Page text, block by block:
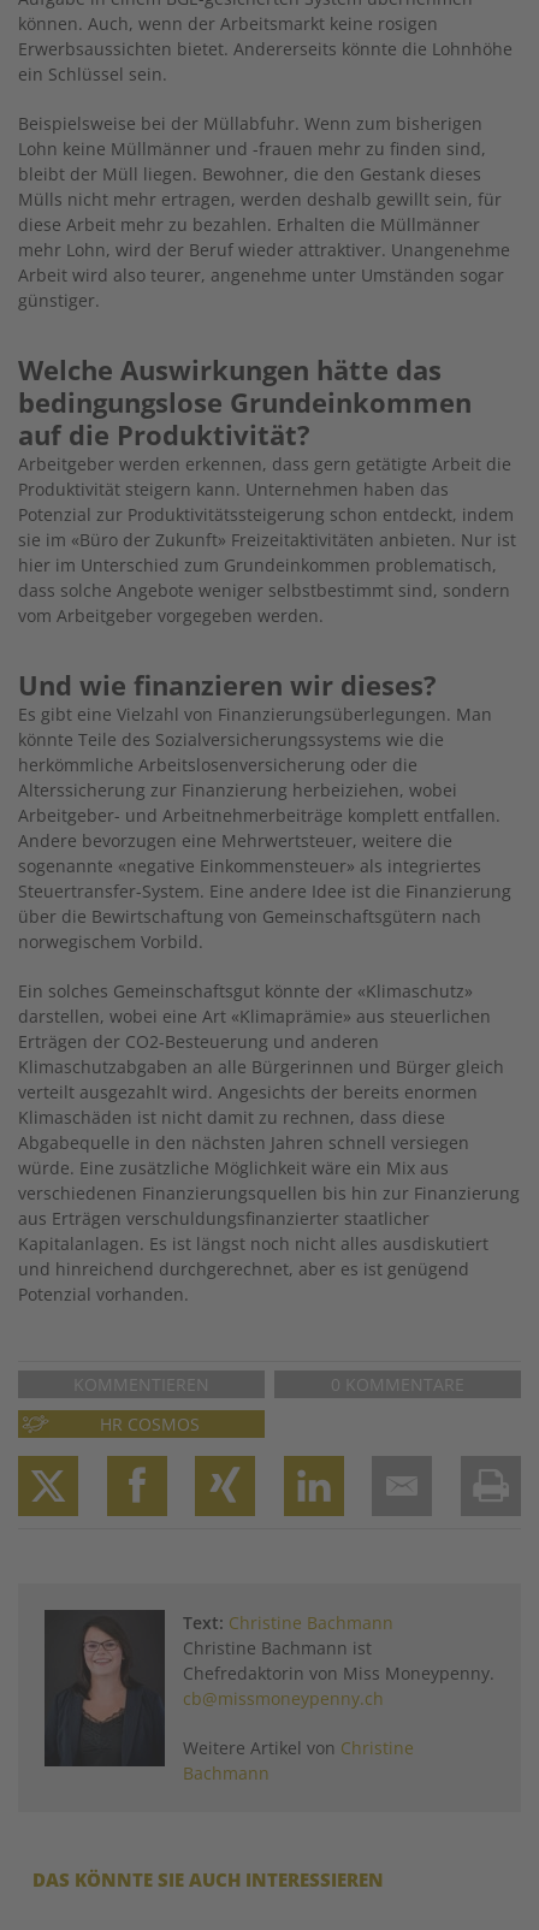
können. Auch, wenn der Arbeitsmarkt keine rosigen
Erwerbsaussichten bietet. Andererseits könnte die Lohnhöhe
ein Schlüssel sein.
Beispielsweise bei der Müllabfuhr. Wenn zum bisherigen
Lohn keine Müllmänner und -frauen mehr zu finden sind,
bleibt der Müll liegen. Bewohner, die den Gestank dieses
Mülls nicht mehr ertragen, werden deshalb gewillt sein, für
diese Arbeit mehr zu bezahlen. Erhalten die Müllmänner
mehr Lohn, wird der Beruf wieder attraktiver. Unangenehme
Arbeit wird also teurer, angenehme unter Umständen sogar
günstiger.
Welche Auswirkungen hätte das
bedingungslose Grundeinkommen
auf die Produktivität?
Arbeitgeber werden erkennen, dass gern getätig­te Arbeit die
Produktivität steigern kann. Unternehmen haben das
Potenzial zur Produktivitätssteigerung schon entdeckt, indem
sie im «Büro der Zukunft» Freizeitaktivitäten anbieten. Nur ist
hier im Unterschied zum Grundeinkommen problematisch,
dass solche Angebote weniger selbstbestimmt sind, sondern
vom Arbeitgeber vorgegeben werden.
Und wie finanzieren wir dieses?
Es gibt eine Vielzahl von Finanzierungsüberlegungen. Man
könnte Teile des Sozialversicherungssystems wie die
herkömmliche Arbeitslosenversicherung oder die
Alterssicherung zur Finanzierung herbeiziehen, wobei
Arbeitgeber- und Arbeitnehmerbeiträge komplett entfallen.
Andere bevorzugen eine Mehrwertsteuer, weitere die
sogenannte «negative Einkommensteuer» als integriertes
Steuertransfer-System. Eine andere Idee ist die Finanzierung
über die Bewirtschaftung von Gemeinschaftsgütern nach
norwegischem Vorbild.
Ein solches Gemeinschaftsgut könnte der «Klimaschutz»
darstellen, wobei eine Art «Klimaprämie» aus steuerlichen
Erträgen der CO2-Besteuerung und anderen
Klimaschutzabgaben an alle Bürgerinnen und Bürger gleich
verteilt ausgezahlt wird. Angesichts der bereits enormen
Klimaschäden ist nicht damit zu rechnen, dass diese
Abgabequelle in den nächsten Jahren schnell versiegen
würde. Eine zusätzliche Möglichkeit wäre ein Mix aus
verschiedenen Finanzierungsquellen bis hin zur Finanzierung
aus Erträgen verschuldungsfinanzierter staatlicher
Kapitalanlagen. Es ist längst noch nicht alles ausdiskutiert
und hinreichend durchgerechnet, aber es ist genügend
Potenzial vorhanden.
KOMMENTIEREN
0 KOMMENTARE
HR COSMOS
TwitterFacebook
XINGLinkedIn
Email
Text: Christine Bachmann
Christine Bachmann ist
Chefredaktorin von Miss Moneypenny.
cb@missmoneypenny.ch
Weitere Artikel von Christine
Bachmann
DAS KÖNNTE SIE AUCH INTERESSIEREN